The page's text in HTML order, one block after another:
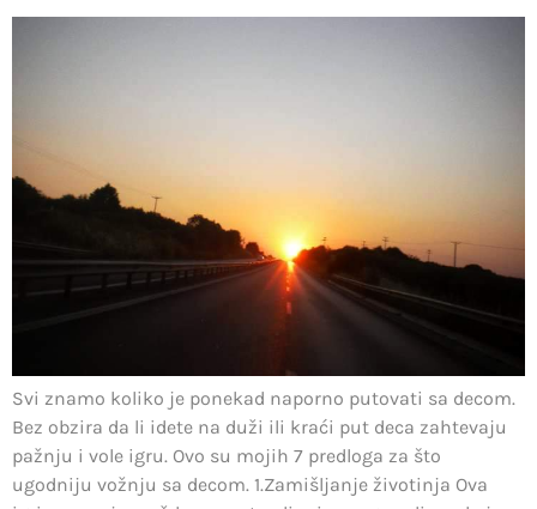
Svi znamo koliko je ponekad naporno putovati sa decom.
Bez obzira da li idete na duži ili kraći put deca zahtevaju
pažnju i vole igru. Ovo su mojih 7 predloga za što
ugodniju vožnju sa decom. 1.Zamišljanje životinja Ova